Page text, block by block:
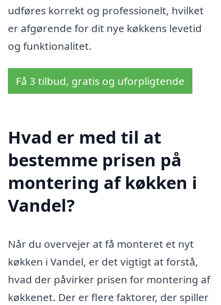
udføres korrekt og professionelt, hvilket
er afgørende for dit nye køkkens levetid
og funktionalitet.
Få 3 tilbud, gratis og uforpligtende
Hvad er med til at
bestemme prisen på
montering af køkken i
Vandel?
Når du overvejer at få monteret et nyt
køkken i Vandel, er det vigtigt at forstå,
hvad der påvirker prisen for montering af
køkkenet. Der er flere faktorer, der spiller